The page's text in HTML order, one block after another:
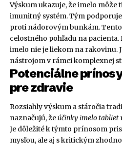
Výskum ukazuje, že imelo môže
imunitný systém. Tým
proti nádorovým bunkám.
celostného pohľadu na
imelo nie je liekom na rakovinu.
nástrojom v rámci komplexnej
Potenciálne
pre zdravie
Rozsiahly výskum a stáročia
naznačujú, žeúčinky imelo tabliet
Je dôležité k týmto prínosom
mysľou, ale aj s kritickým